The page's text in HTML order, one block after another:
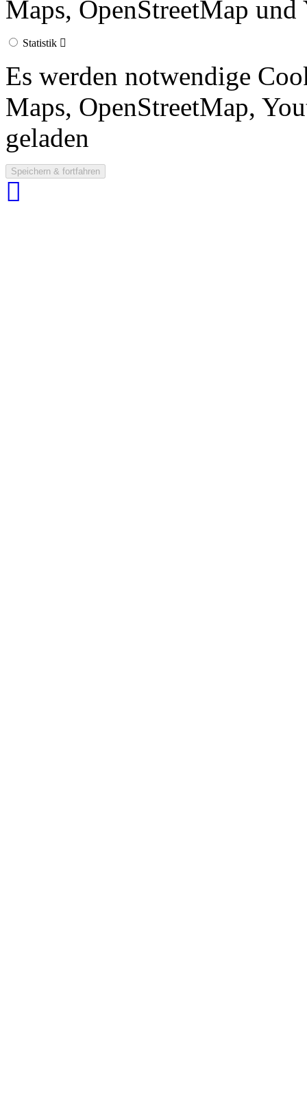
Maps, OpenStreetMap und
Statistik
Es werden notwendige
Maps, OpenStreetMap,
geladen